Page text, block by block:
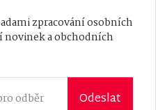
zpracování osobních
novinek a obchodních
Odeslat